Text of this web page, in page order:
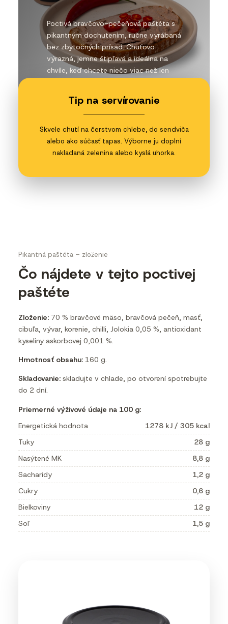
Poctivá bravčovo-pečeňová paštéta s
pikantným dochutením, ručne vyrábaná
bez zbytočných prísad. Chuťovo
výrazná, jemne štipľavá a ideálna na
chvíle, keď chcete niečo viac než len
Tip na servírovanie
Skvele chutí na čerstvom chlebe, do sendviča
alebo ako súčasť tapas. Výborne ju doplní
nakladaná zelenina alebo kyslá uhorka.
Pikantná paštéta – zloženie
Čo nájdete v tejto poctivej
paštéte
Zloženie: 70 % bravčové mäso, bravčová pečeň, masť,
cibuľa, vývar, korenie, chilli, Jolokia 0,05 %, antioxidant
kyseliny askorbovej 0,001 %.
Hmotnosť obsahu: 160 g.
Skladovanie: skladujte v chlade, po otvorení spotrebujte
do 2 dní.
Priemerné výživové údaje na 100 g:
Energetická hodnota
1278 kJ / 305 kcal
Tuky
28 g
Nasýtené MK
8,8 g
Sacharidy
1,2 g
Cukry
0,6 g
Bielkoviny
12 g
Soľ
1,5 g